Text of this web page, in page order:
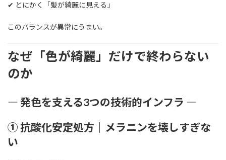
✔ とにかく「髪が綺麗に見える」
このバランスが異常にうまい。
なぜ「色が綺麗」だけで終わらない
のか
― 発色を支える3つの技術的インフラ ―
① 抗酸化安定処方｜メラニンを壊しすぎな
い